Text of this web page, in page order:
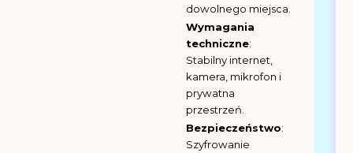
dowolnego miejsca.
Wymagania
techniczne:
Stabilny internet,
kamera, mikrofon i
prywatna
przestrzeń.
Bezpieczeństwo:
Szyfrowanie